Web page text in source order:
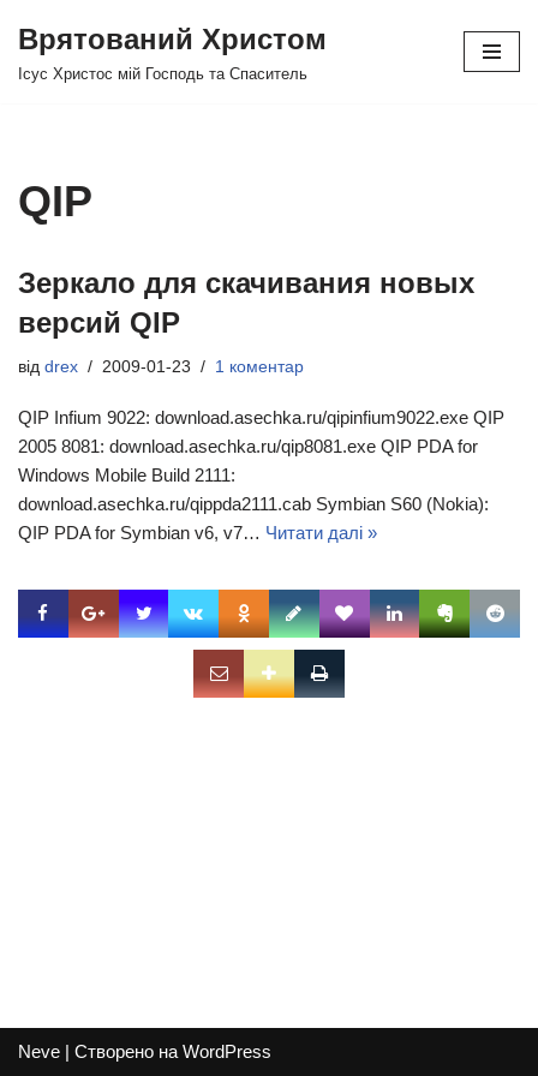
Перейти
Врятований Христом
Ісус Христос мій Господь та Спаситель
QIP
Зеркало для скачивания новых
версий QIP
від drex 2009-01-23 1 коментар
QIP Infium 9022: download.asechka.ru/qipinfium9022.exe QIP
2005 8081: download.asechka.ru/qip8081.exe QIP PDA for
Windows Mobile Build 2111:
download.asechka.ru/qippda2111.cab Symbian S60 (Nokia):
QIP PDA for Symbian v6, v7… Читати далі »
Neve | Створено на WordPress